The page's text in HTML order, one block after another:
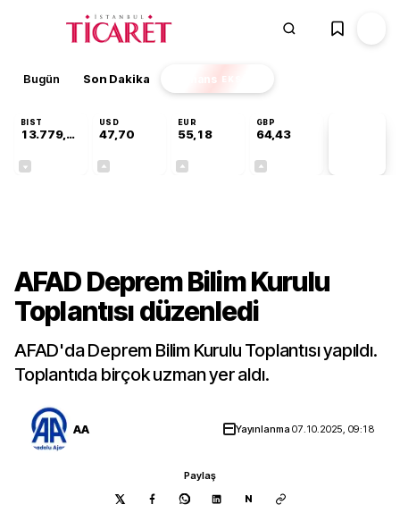
Bugün Son Dakika Finans EKSTRA
BIST
13.779,39
USD
47,70
EUR
55,18
GBP
64,43
AFAD Deprem Bilim Kurulu
Toplantısı düzenledi
AFAD'da Deprem Bilim Kurulu Toplantısı yapıldı.
Toplantıda birçok uzman yer aldı.
AA Yayınlanma07.10.2025, 09:18
Paylaş
N